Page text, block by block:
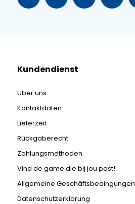
Kundendienst
Über uns
Kontaktdaten
Lieferzeit
Rückgaberecht
Zahlungsmethoden
Vind de game die bij jou past!
Allgemeine Geschäftsbedingungen
Datenschutzerklärung